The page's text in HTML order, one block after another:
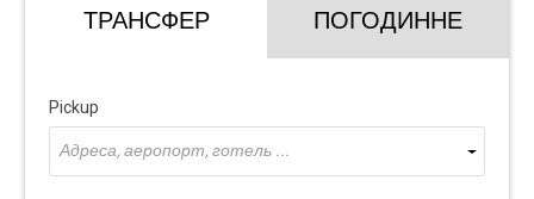
ТРАНСФЕР ПОГОДИННЕ
Pickup
Адреса, аеропорт, готель ...